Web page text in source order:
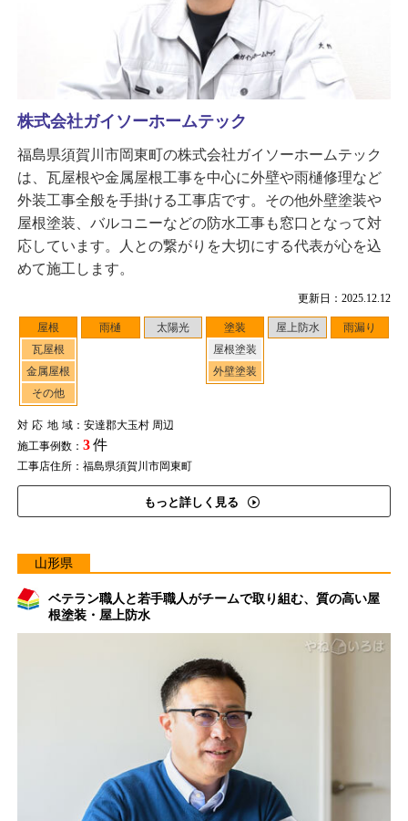
更新日：2025.12.12
屋根
瓦屋根
金属屋根
その他
雨樋 太陽光
塗装
屋根塗装
外壁塗装
屋上防水 雨漏り
対応地域：安達郡大玉村 周辺
施工事例数： 3件
工事店住所：福島県須賀川市岡東町
もっと詳しく見る
株式会社ガイソーホームテック
福島県須賀川市岡東町の株式会社ガイソーホームテック
は、瓦屋根や金属屋根工事を中心に外壁や雨樋修理など
外装工事全般を手掛ける工事店です。その他外壁塗装や
屋根塗装、バルコニーなどの防水工事も窓口となって対
応しています。人との繋がりを大切にする代表が心を込
めて施工します。
山形県
ベテラン職人と若手職人がチームで取り組む、質の高い屋
根塗装・屋上防水